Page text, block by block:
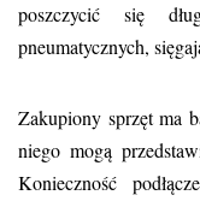
poszczycić się
pneumatycznych,
Zakupiony sprzęt ma
niego mogą
Konieczność